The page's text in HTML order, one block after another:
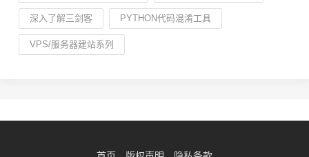
深入了解三剑客 PYTHON代码混淆工具
VPS/服务器建站系列